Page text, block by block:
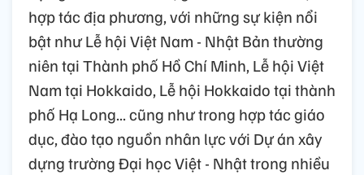
hợp tác địa phương, với những sự kiện nổi
bật như Lễ hội Việt Nam - Nhật Bản thường
niên tại Thành phố Hồ Chí Minh, Lễ hội Việt
Nam tại Hokkaido, Lễ hội Hokkaido tại thành
phố Hạ Long... cũng như trong hợp tác giáo
dục, đào tạo nguồn nhân lực với Dự án xây
dựng trường Đại học Việt - Nhật trong nhiều